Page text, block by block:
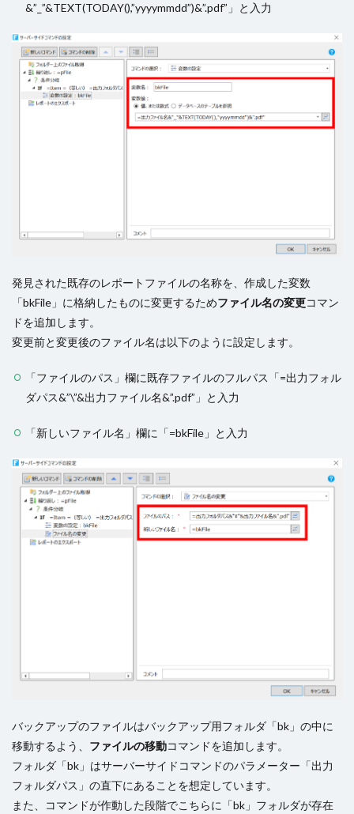
&”_”&TEXT(TODAY(),”yyyymmdd”)&”.pdf”」と入力
発見された既存のレポートファイルの名称を、作成した変数
「bkFile」に格納したものに変更するためファイル名の変更コマン
ドを追加します。
変更前と変更後のファイル名は以下のように設定します。
「ファイルのパス」欄に既存ファイルのフルパス「=出力フォル
ダパス&”\”&出力ファイル名&”.pdf”」と入力
「新しいファイル名」欄に「=bkFile」と入力
バックアップのファイルはバックアップ用フォルダ「bk」の中に
移動するよう、 ファイルの移動コマンドを追加します。
フォルダ「bk」はサーバーサイドコマンドのパラメーター「出力
フォルダパス」の直下にあることを想定しています。
また、コマンドが作動した段階でこちらに「bk」フォルダが存在